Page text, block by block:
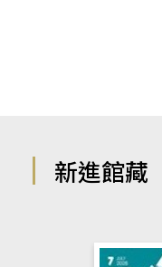
新進館藏